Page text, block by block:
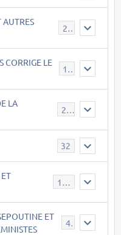
AUTRES
22
CORRIGE LE
15
LA
23
32
147
ET
40